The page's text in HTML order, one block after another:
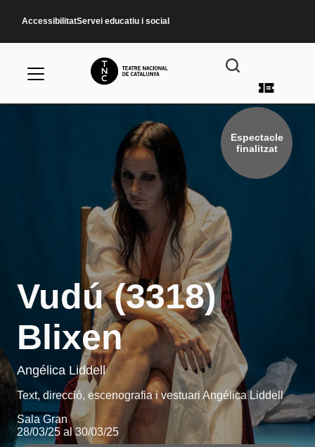
AccessibilitatServei educatiu i social
Menú
Espectacle
finalitzat
Vudú (3318)
Blixen
Angélica Liddell
Text, direcció, escenografia i vestuari Angélica Liddell
Sala Gran
28/03/25 al 30/03/25